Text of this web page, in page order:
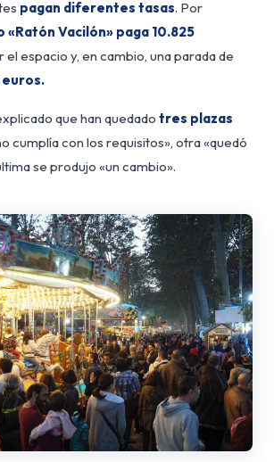
pagan diferentes tasas. Por
«Ratón Vacilón» paga 10.825
espacio y, en cambio, una parada de
euros.
que han quedado tres plazas
cumplía con los requisitos», otra «quedó
se produjo «un cambio».